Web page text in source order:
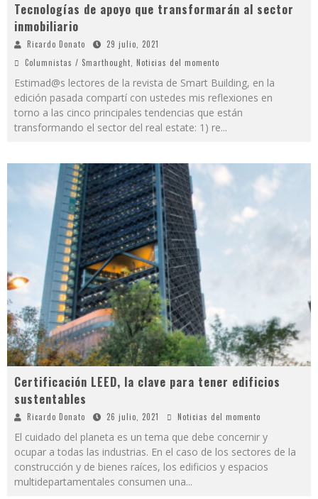
Tecnologías de apoyo que transformarán al sector
inmobiliario
Ricardo Donato
29 julio, 2021
Columnistas / Smarthought, Noticias del momento
Estimad@s lectores de la revista de Smart Building, en la
edición pasada compartí con ustedes mis reflexiones en
torno a las cinco principales tendencias que están
transformando el sector del real estate: 1) re...
Certificación LEED, la clave para tener edificios
sustentables
Ricardo Donato 26 julio, 2021 Noticias del momento
El cuidado del planeta es un tema que debe concernir y
ocupar a todas las industrias. En el caso de los sectores de la
construcción y de bienes raíces, los edificios y espacios
multidepartamentales consumen una...